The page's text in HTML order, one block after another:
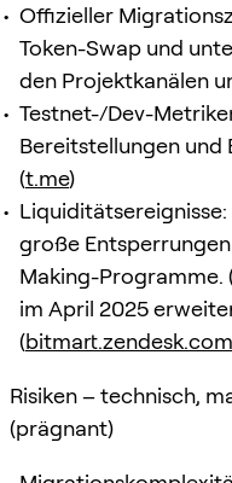
Offizieller
Token-Swap und
den Projektkanälen
Testnet-/Dev-
Bereitstellungen und
(t.me)
große
Making-Programme.
im April 2025
(bitmart.zendesk.com
Risiken – technisch,
(prägnant)